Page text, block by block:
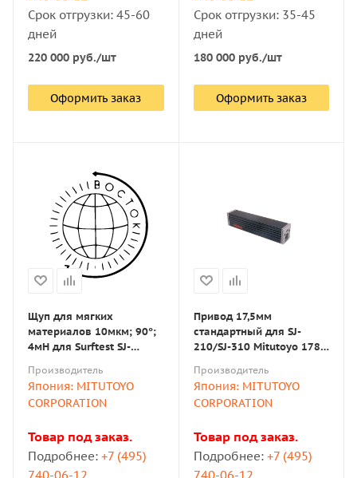
Срок отгрузки: 45-60
дней
220 000 руб./шт
Оформить заказ
Срок отгрузки: 35-45
дней
180 000руб./шт
Оформить заказ
Щуп для мягких
материалов 10мкм; 90°;
4мН для Surftest SJ-
391)
Производитель
Япония: MITUTOYO
CORPORATION
Товар под заказ.
Подробнее: +7 (495)
740-06-12
Привод 17,5мм
стандартный для SJ-
210/SJ-310 Mitutoyo 178-
Производитель
Япония: MITUTOYO
CORPORATION
Товар под заказ.
Подробнее: +7 (495)
740-06-12